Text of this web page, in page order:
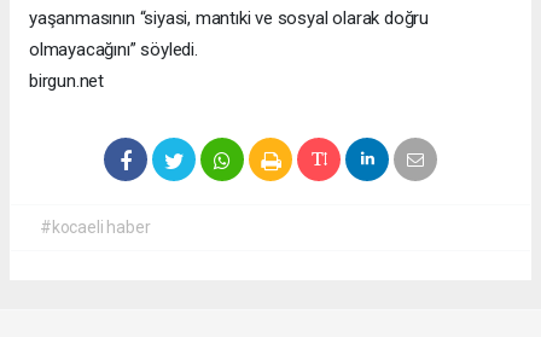
yaşanmasının “siyasi, mantıki ve sosyal olarak doğru
olmayacağını” söyledi.
birgun.net
#kocaeli haber